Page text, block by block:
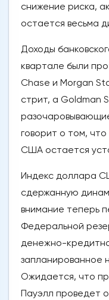
снижение риска,
остается весьма
Доходы
квартале были
Chase и Morgan
стрит, а Goldman
говорит о том,
США остается
Индекс доллара
сдержанную
внимание теперь
Федеральной
денежно-
запланированное
Ожидается, что
Пауэлл проведет